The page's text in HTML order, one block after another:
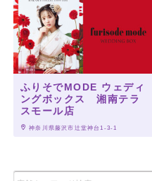
ふりそでMODE ウェディ
ングボックス 湘南テラ
スモール店
神奈川県藤沢市辻堂神台1-3-1